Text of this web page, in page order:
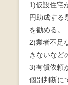
1)仮設住宅
円助成する
を勧める。
2)業者不足
きないなど
3)有償依頼
個別判断に